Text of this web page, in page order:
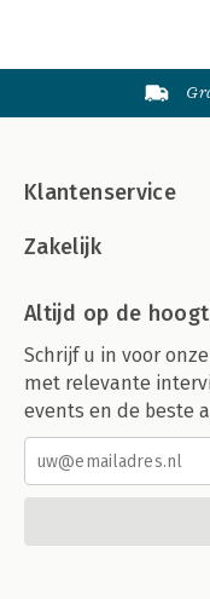
Klantenservice
Zakelijk
Altijd op de
Schrijf u in voor
met relevante
events en de beste